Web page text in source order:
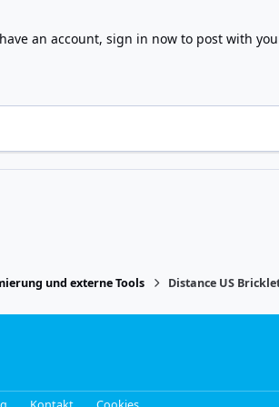
an account, sign in nowto post with
und externe Tools Distance US